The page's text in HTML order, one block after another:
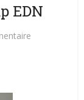
EDN